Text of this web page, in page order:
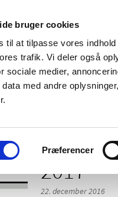
bruger cookies
til at tilpasse vores
trafik. Vi deler også
sociale medier,
med andre
Præferencer
og
2017
22. december 2016